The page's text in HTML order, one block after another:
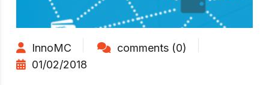
InnoMC
comments (0)
01/02/2018